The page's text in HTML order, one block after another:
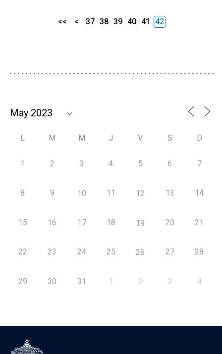
<< < 37 38 39 40 41 42
L M M J V S D
1 2 3 4 5 6 7
8 9 10 11 12 13 14
15 16 17 18 19 20 21
22 23 24 25 26 27 28
29 30 31 1 2 3 4